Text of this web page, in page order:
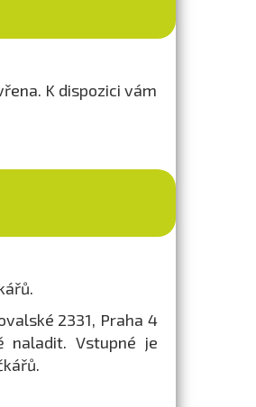
K dispozici vám
2331, Praha 4
naladit. Vstupné je